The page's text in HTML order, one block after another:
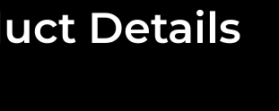
Details